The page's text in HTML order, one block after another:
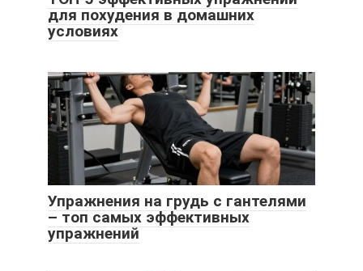
для похудения в домашних
условиях
Упражнения на грудь с гантелями
– топ самых эффективных
упражнений